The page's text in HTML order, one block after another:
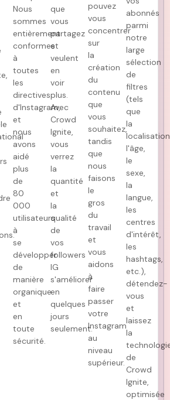
Nous
sommes
entièrement
conformes
à
toutes
les
directives
d'Instagram,
et
nous
avons
aidé
plus
de
80
000
utilisateurs
à
se
développer
de
manière
organique
et
en
toute
sécurité.
que
vous
partagez
et
veulent
en
voir
plus.
Avec
Crowd
Ignite,
vous
verrez
la
quantité
et
la
qualité
de
vos
followers
IG
s'améliorer
en
quelques
jours
seulement.
pouvez
vous
concentrer
sur
la
création
du
contenu
que
vous
souhaitez,
tandis
que
nous
faisons
le
gros
du
travail
et
vous
aidons
à
faire
passer
votre
Instagram
au
niveau
supérieur.
abonnés
parmi
notre
large
sélection
de
filtres
(tels
que
la
l'âge,
le
sexe,
la
langue,
les
centres
d'intérêt,
les
hashtags,
etc.),
détendez-
vous
et
laissez
la
de
Crowd
Ignite,
optimisée